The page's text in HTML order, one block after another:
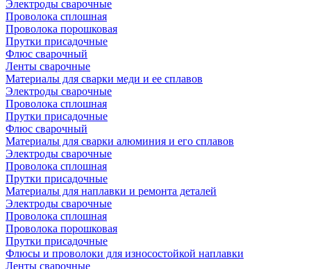
Электроды сварочные
Проволока сплошная
Проволока порошковая
Прутки присадочные
Флюс сварочный
Ленты сварочные
Материалы для сварки меди и ее сплавов
Электроды сварочные
Проволока сплошная
Прутки присадочные
Флюс сварочный
Материалы для сварки алюминия и его сплавов
Электроды сварочные
Проволока сплошная
Прутки присадочные
Материалы для наплавки и ремонта деталей
Электроды сварочные
Проволока сплошная
Проволока порошковая
Прутки присадочные
Флюсы и проволоки для износостойкой наплавки
Ленты сварочные